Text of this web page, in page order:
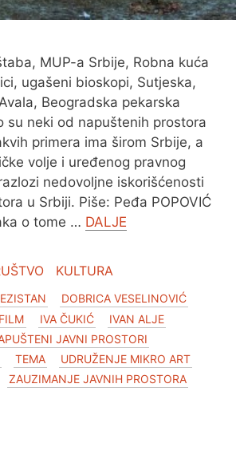
MUP-a Srbije, Robna kuća
ugašeni bioskopi, Sutjeska,
Beogradska pekarska
su neki od napuštenih prostora
primera ima širom Srbije, a
volje i uređenog pravnog
nedovoljne iskorišćenosti
u Srbiji. Piše: Peđa POPOVIĆ
o tome … DALJE
KULTURA
DOBRICA VESELINOVIĆ
IVA ČUKIĆ
IVAN ALJE
JAVNI PROSTORI
TEMA
UDRUŽENJE MIKRO ART
ZAUZIMANJE JAVNIH PROSTORA